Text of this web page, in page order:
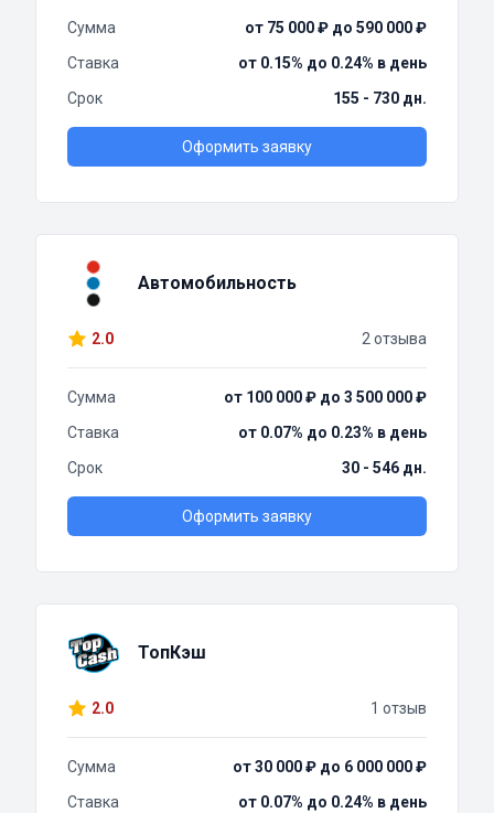
Сумма
от 75 000 ₽ до 590 000 ₽
Ставка
от 0.15% до 0.24% в день
Срок
155 - 730 дн.
Оформить заявку
Автомобильность
2.0 2 отзыва
Сумма
от 100 000 ₽ до 3 500 000 ₽
Ставка
от 0.07% до 0.23% в день
Срок
30 - 546 дн.
Оформить заявку
ТопКэш
2.0 1 отзыв
Сумма
от 30 000 ₽ до 6 000 000 ₽
Ставка
от 0.07% до 0.24% в день